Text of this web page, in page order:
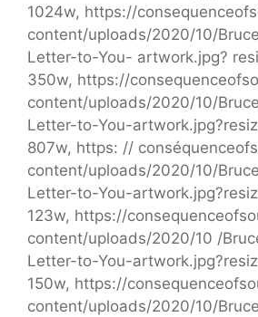
1024w, https://
content/uploads/2020/10/
Letter-to-You- artwork.jpg?
350w, https://
content/uploads/2020/10/
Letter-to-You-
807w, https: //
content/uploads/2020/10/
Letter-to-You-
123w, https://
content/uploads/2020/10 /
Letter-to-You-
150w, https://
content/uploads/2020/10/